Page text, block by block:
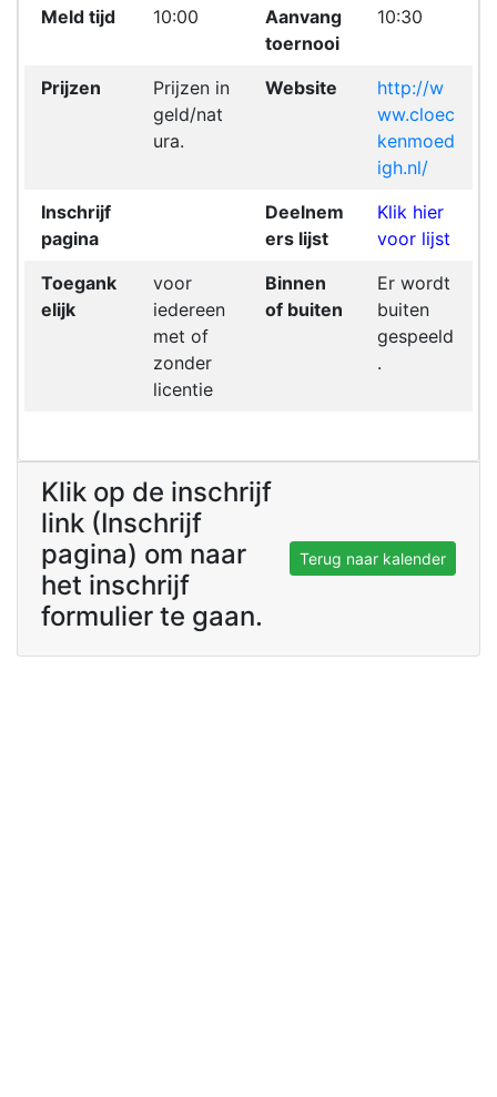
Meld tijd
10:00
Aanvang
toernooi
10:30
Prijzen
Prijzen in
geld/nat
ura.
Website
http://w
ww.cloec
kenmoed
igh.nl/
Inschrijf
pagina
Deelnem
ers lijst
Klik hier
voor lijst
Toegank
elijk
voor
iedereen
met of
zonder
licentie
Binnen
of buiten
Er wordt
buiten
gespeeld
.
Klik op de inschrijf
link (Inschrijf
pagina) om naar
het inschrijf
formulier te gaan.
Terug naar kalender